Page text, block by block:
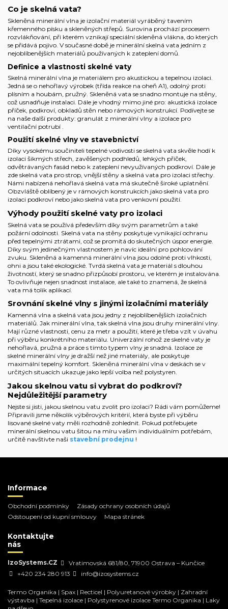
Co je skelná vata?
Skleněná minerální vlna je izolační materiál vyráběný tavením
křemenného písku a skleněných střepů. Surovina prochází procesem
rozvlákňování, při kterém vznikají speciální skleněná vlákna, do kterých
se přidává pojivo. V současné době je minerální skelná vata jedním z
nejoblíbenějších materiálů používaných k zateplení domů.
Definice a vlastnosti skelné vaty
Skelná minerální vlna je materiálem pro akustickou a tepelnou izolaci.
Jedná se o nehořlavý výrobek (třída reakce na oheň A1), odolný proti
plísním a houbám, pružný. Skleněná vata se snadno montuje na stěny,
což usnadňuje instalaci. Dále je vhodný mimo jiné pro: akustická izolace
příček, podkroví, obkladů stěn nebo rámových konstrukcí. Podívejte se
na naše další produkty: granulát z minerální vlny a izolace pro
ventilační potrubí
Použití skelné vlny ve stavebnictví
Díky vysokému součiniteli tepelné vodivosti se skelná vata skvěle hodí k
izolaci šikmých střech, zavěšených podhledů, lehkých příček,
odvětrávaných fasád nebo k zateplení nevyužívaných podkroví. Dále je
zde skelná vata pro strop, vnější stěny a skelná vata pro izolaci střechy.
Námi nabízená nehořlavá skelná vata má skutečně široké uplatnění.
Obzvláště oblíbený je v rámových konstrukcích jako skelná vata pro
izolaci podkroví nebo jako skelná vata pro venkovní použití.
Výhody použití skelné vaty pro izolaci
Skelná vata se používá především díky svým parametrům a také
požární odolnosti. Skelná vata na stěny poskytuje vynikající ochranu
před tepelnými ztrátami, což se promítá do skutečných úspor energie.
Díky svým jedinečným vlastnostem je navíc ideální pro pohlcování
zvuku. Skleněná a kamenná minerální vlna jsou odolné proti vlhkosti,
ohni a jsou také ekologické. Tvrdá skelná vata je materiál s dlouhou
životností, který se snadno přizpůsobí prostoru, ve kterém je instalována.
To ovlivňuje nejen snadnost instalace, ale také to znamená, že skelná
vata má tolik aplikací.
Srovnání skelné vlny s jinými izolačními materiály
Kamenná vlna a skelná vata jsou jedny z nejoblíbenějších izolačních
materiálů. Jak minerální vlna, tak skelná vlna jsou druhy minerální vlny.
Mají různé vlastnosti, cenu za metr a použití, které je třeba vzít v úvahu
při výběru konkrétního materiálu. Univerzální rohož ze skelné vaty je
nehořlavá, pružná a práce s tímto typem vlny je snadná. Izolace ze
skelné minerální vlny je dražší než jiné materiály, ale poskytuje
maximální tepelný komfort. Skleněná minerální vlna v deskách se v
určitých situacích ukazuje jako lepší volba než polystyren.
Jakou skelnou vatu si vybrat do podkroví?
Nejdůležitější parametry
Nejste si jisti, jakou skelnou vatu zvolit pro izolaci? Rádi vám pomůžeme!
Připravili jsme několik výběrových kritérií, která byste při výběru
lisované skelné vaty měli rozhodně zohlednit. Pokud potřebujete
minerální skelnou vatu šitou na míru vašim individuálním potřebám,
určitě navštivte naši stavební prodejnu !
Informace
Obchodní podmínky
Zásady ochrany osobních údajů
Odstoupení od kupní smlouvy
Mapa stránek
Kontaktujte
nás
IzoSystems.CZ
Vratimovská 681/80, 71900 Ostrava – Kunčice
+420 234 280 913
info@izosystems.cz
Termo Organika | Spax | Recticel | Polyuretanové výrobky | Zahradní
výstavba | Tepelná izolace | Polystyrenové izolace Termo Organika | Laky